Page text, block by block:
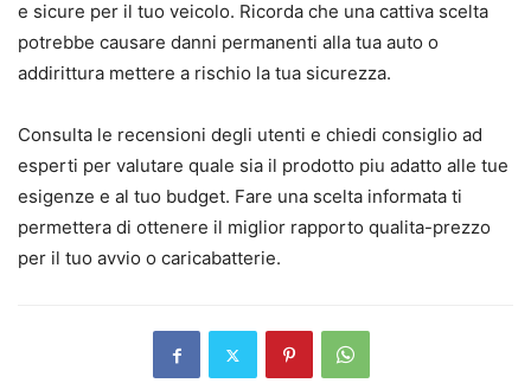
e sicure per il tuo veicolo. Ricorda che una cattiva scelta
potrebbe causare danni permanenti alla tua auto o
addirittura mettere a rischio la tua sicurezza.
Consulta le recensioni degli utenti e chiedi consiglio ad
esperti per valutare quale sia il prodotto piu adatto alle tue
esigenze e al tuo budget. Fare una scelta informata ti
permettera di ottenere il miglior rapporto qualita-prezzo
per il tuo avvio o caricabatterie.